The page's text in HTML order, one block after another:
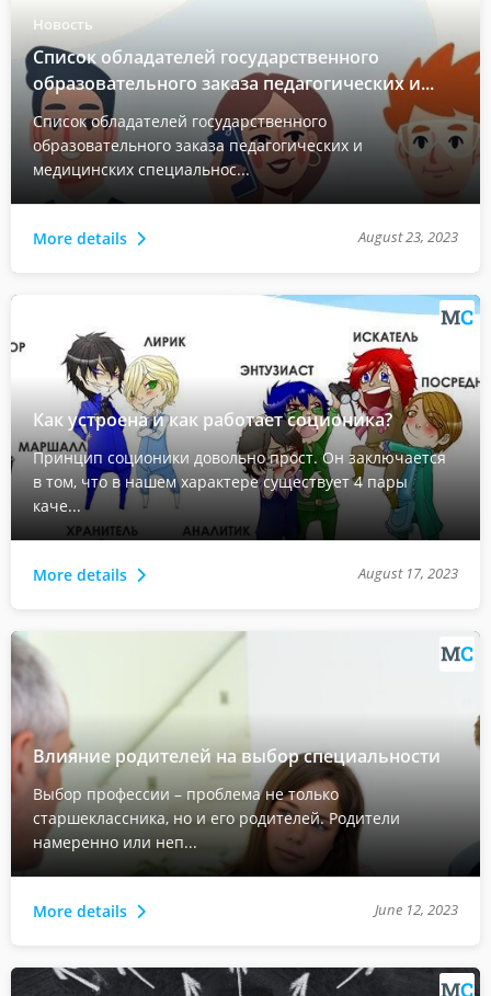
Новость
Список обладателей государственного
образовательного заказа педагогических и...
Список обладателей государственного
образовательного заказа педагогических и
медицинских специальнос...
More details August 23, 2023
Как устроена и как работает соционика?
Принцип соционики довольно прост. Он заключается
в том, что в нашем характере существует 4 пары
каче...
More details August 17, 2023
Влияние родителей на выбор специальности
Выбор профессии – проблема не только
старшеклассника, но и его родителей. Родители
намеренно или неп...
More details June 12, 2023